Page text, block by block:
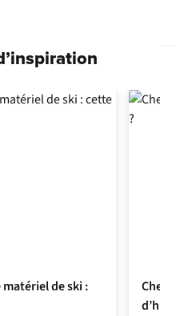
de ski :